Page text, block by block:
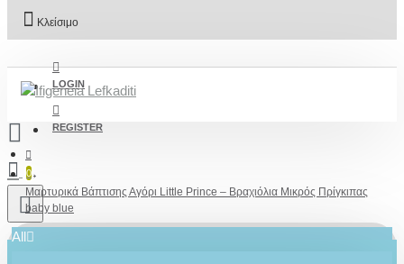
Κλείσιμο
LOGIN
REGISTER
0
All
Μαρτυρικά Βάπτισης Αγόρι Little Prince – Βραχιόλια Μικρός Πρίγκιπας
baby blue